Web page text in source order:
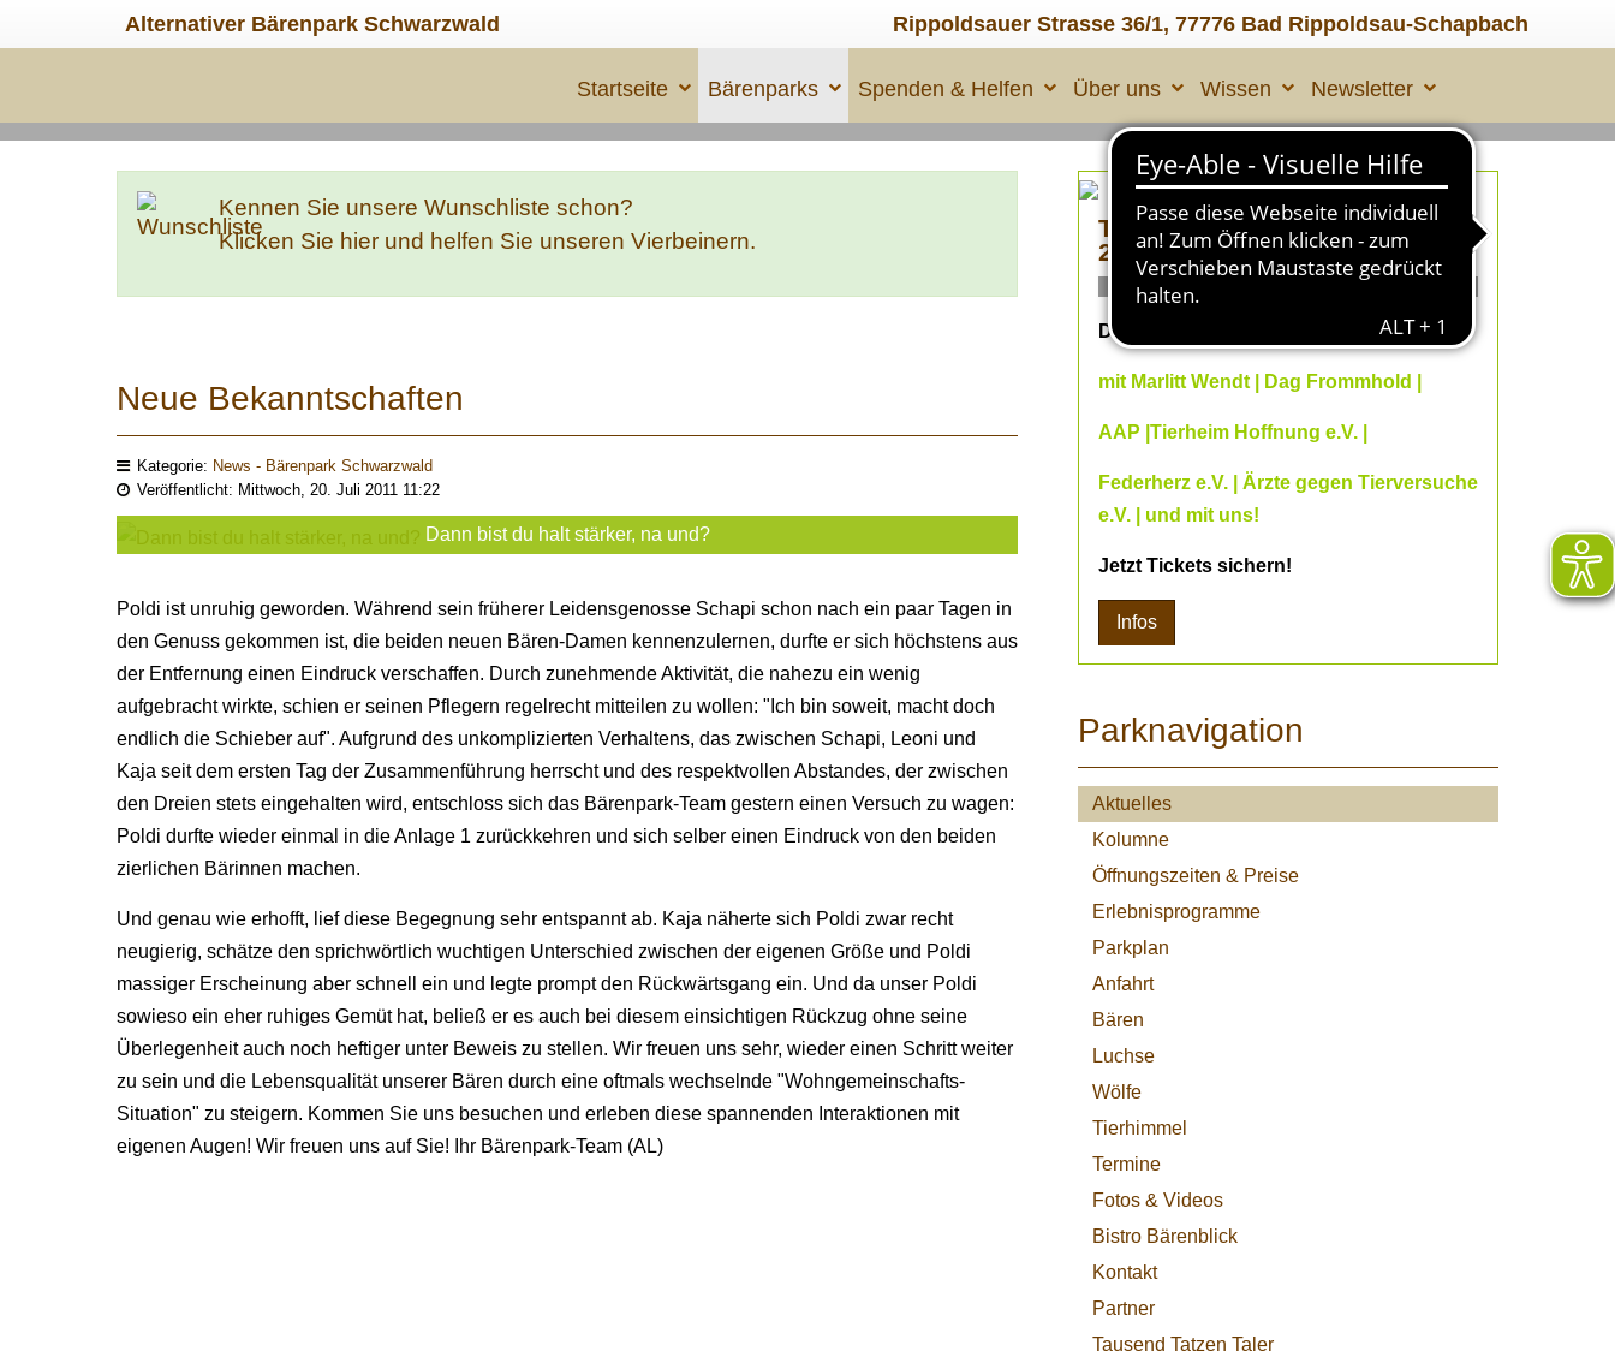
Alternativer Bärenpark Schwarzwald Rippoldsauer Strasse 36/1, 77776 Bad Rippoldsau-Schapbach
Startseite Bärenparks Spenden & Helfen Über uns Wissen Newsletter
Kennen Sie unsere Wunschliste schon?
Klicken Sie hier und helfen Sie unseren Vierbeinern.
Neue Bekanntschaften
Kategorie: News - Bärenpark Schwarzwald
Veröffentlicht: Mittwoch, 20. Juli 2011 11:22
Dann bist du halt stärker, na und?
Poldi ist unruhig geworden. Während sein früherer Leidensgenosse Schapi schon nach ein paar Tagen in
den Genuss gekommen ist, die beiden neuen Bären-Damen kennenzulernen, durfte er sich höchstens aus
der Entfernung einen Eindruck verschaffen. Durch zunehmende Aktivität, die nahezu ein wenig
aufgebracht wirkte, schien er seinen Pflegern regelrecht mitteilen zu wollen: "Ich bin soweit, macht doch
endlich die Schieber auf". Aufgrund des unkomplizierten Verhaltens, das zwischen Schapi, Leoni und
Kaja seit dem ersten Tag der Zusammenführung herrscht und des respektvollen Abstandes, der zwischen
den Dreien stets eingehalten wird, entschloss sich das Bärenpark-Team gestern einen Versuch zu wagen:
Poldi durfte wieder einmal in die Anlage 1 zurückkehren und sich selber einen Eindruck von den beiden
zierlichen Bärinnen machen.
Und genau wie erhofft, lief diese Begegnung sehr entspannt ab. Kaja näherte sich Poldi zwar recht
neugierig, schätze den sprichwörtlich wuchtigen Unterschied zwischen der eigenen Größe und Poldi
massiger Erscheinung aber schnell ein und legte prompt den Rückwärtsgang ein. Und da unser Poldi
sowieso ein eher ruhiges Gemüt hat, beließ er es auch bei diesem einsichtigen Rückzug ohne seine
Überlegenheit auch noch heftiger unter Beweis zu stellen. Wir freuen uns sehr, wieder einen Schritt weiter
zu sein und die Lebensqualität unserer Bären durch eine oftmals wechselnde "Wohngemeinschafts-
Situation" zu steigern. Kommen Sie uns besuchen und erleben diese spannenden Interaktionen mit
eigenen Augen! Wir freuen uns auf Sie! Ihr Bärenpark-Team (AL)
TIERLEID made in ÜBERALL
2
ONLINE Fachvorträge
Dein Online--Herbst 2026
mit Marlitt Wendt | Dag Frommhold |
AAP |Tierheim Hoffnung e.V. |
Federherz e.V. | Ärzte gegen Tierversuche
e.V. | und mit uns!
Jetzt Tickets sichern!
Infos
Parknavigation
Aktuelles
Kolumne
Öffnungszeiten & Preise
Erlebnisprogramme
Parkplan
Anfahrt
Bären
Luchse
Wölfe
Tierhimmel
Termine
Fotos & Videos
Bistro Bärenblick
Kontakt
Partner
Tausend Tatzen Taler